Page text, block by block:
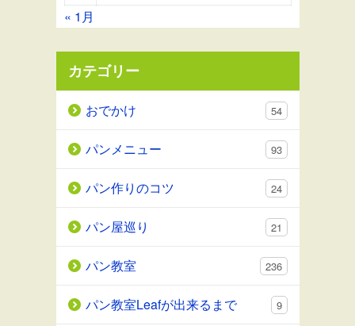
« 1月
カテゴリー
おでかけ 54
パンメニュー 93
パン作りのコツ 24
パン屋巡り 21
パン教室 236
パン教室Leafが出来るまで 9